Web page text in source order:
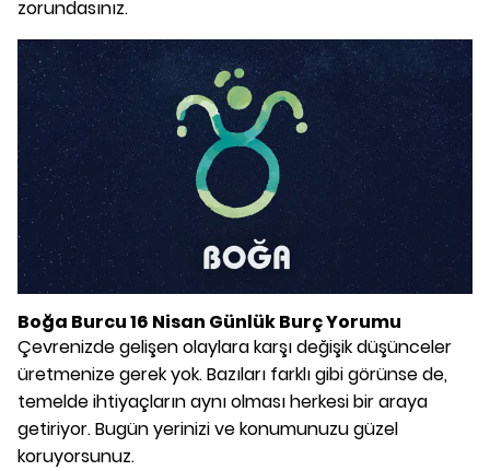
zorundasınız.
Boğa Burcu 16 Nisan Günlük Burç Yorumu
Çevrenizde gelişen olaylara karşı değişik düşünceler
üretmenize gerek yok. Bazıları farklı gibi görünse de,
temelde ihtiyaçların aynı olması herkesi bir araya
getiriyor. Bugün yerinizi ve konumunuzu güzel
koruyorsunuz.